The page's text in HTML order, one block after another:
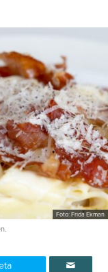
Foto: Frida Ekman